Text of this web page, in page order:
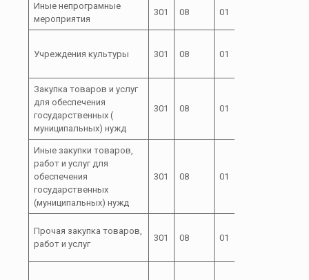
Иные непрограмные
мероприятия
301 08 01
Учреждения культуры 301 08 01
Закупка товаров и услуг
для обеспечения
государственных (
муниципальных) нужд
301 08 01
Иные закупки товаров,
работ и услуг для
обеспечения
государственных
(муниципальных) нужд
301 08 01
Прочая закупка товаров,
работ и услуг
301 08 01